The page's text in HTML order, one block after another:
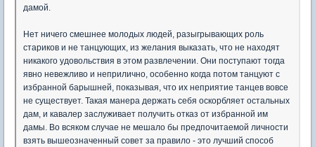
дамой.
Нет ничего смешнее молодых людей, разыгрывающих роль
стариков и не танцующих, из желания выказать, что не находят
никакого удовольствия в этом развлечении. Они поступают тогда
явно невежливо и неприлично, особенно когда потом танцуют с
избранной барышней, показывая, что их неприятие танцев вовсе
не существует. Такая манера держать себя оскорбляет остальных
дам, и кавалер заслуживает получить отказ от избранной им
дамы. Во всяком случае не мешало бы предпочитаемой личности
взять вышеозначенный совет за правило - это лучший способ